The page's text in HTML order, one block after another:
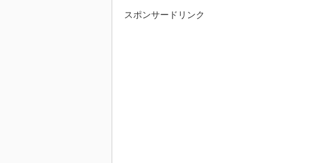
スポンサードリンク